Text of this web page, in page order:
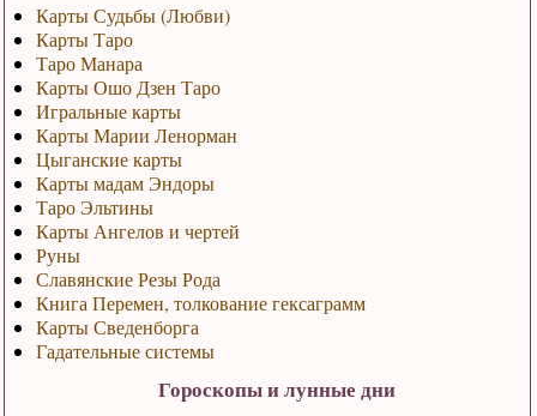
Карты Судьбы (Любви)
Карты Таро
Таро Манара
Карты Ошо Дзен Таро
Игральные карты
Карты Марии Ленорман
Цыганские карты
Карты мадам Эндоры
Таро Эльтины
Карты Ангелов и чертей
Руны
Славянские Резы Рода
Книга Перемен, толкование гексаграмм
Карты Сведенборга
Гадательные системы
Гороскопы и лунные дни